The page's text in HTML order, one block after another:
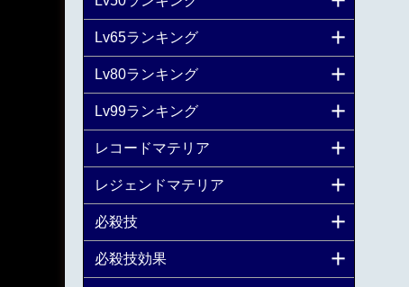
Lv65ランキング
Lv80ランキング
Lv99ランキング
レコードマテリア
レジェンドマテリア
必殺技
必殺技効果